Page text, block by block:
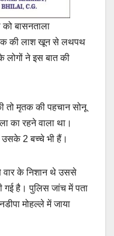
बासनताला
की लाश खून से लथपथ
ने इस बात की
तो मृतक की पहचान सोनू
का रहने वाला था।
उसके 2 बच्चे भी हैं।
के निशान थे उससे
गई है। पुलिस जांच में पता
मोहल्ले में जाया